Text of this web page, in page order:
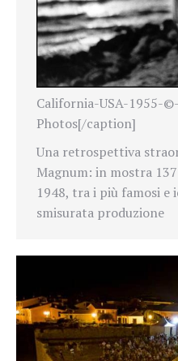
California-USA-1955-
Photos[/caption]
Una retrospettiva
Magnum: in mostra
1948, tra i più famosi e
smisurata produzione